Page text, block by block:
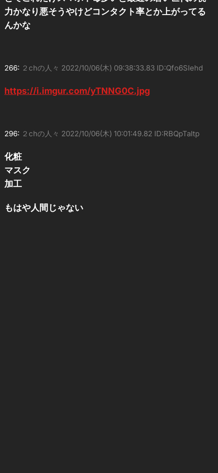
力かなり悪そうやけどコンタクト率とか上がってる
んかな
266: ２chの人々 2022/10/06(木) 09:38:33.83 ID:Qfo6SIehd
https://i.imgur.com/yTNNG0C.jpg
296: ２chの人々 2022/10/06(木) 10:01:49.82 ID:RBQpTaItp
化粧
マスク
加工
もはや人間じゃない